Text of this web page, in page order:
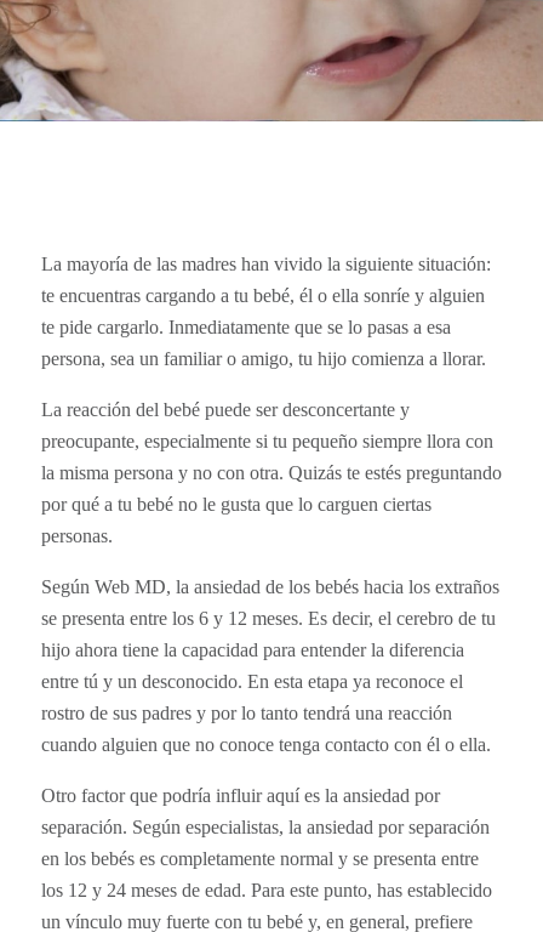
La mayoría de las madres han vivido la siguiente situación:
te encuentras cargando a tu bebé, él o ella sonríe y alguien
te pide cargarlo. Inmediatamente que se lo pasas a esa
persona, sea un familiar o amigo, tu hijo comienza a llorar.
La reacción del bebé puede ser desconcertante y
preocupante, especialmente si tu pequeño siempre llora con
la misma persona y no con otra. Quizás te estés preguntando
por qué a tu bebé no le gusta que lo carguen ciertas
personas.
Según Web MD, la ansiedad de los bebés hacia los extraños
se presenta entre los 6 y 12 meses. Es decir, el cerebro de tu
hijo ahora tiene la capacidad para entender la diferencia
entre tú y un desconocido. En esta etapa ya reconoce el
rostro de sus padres y por lo tanto tendrá una reacción
cuando alguien que no conoce tenga contacto con él o ella.
Otro factor que podría influir aquí es la ansiedad por
separación. Según especialistas, la ansiedad por separación
en los bebés es completamente normal y se presenta entre
los 12 y 24 meses de edad. Para este punto, has establecido
un vínculo muy fuerte con tu bebé y, en general, prefiere